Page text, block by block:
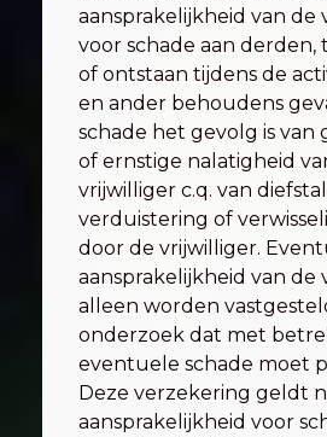
aansprakelijkheid van de
voor schade aan derden,
of ontstaan tijdens de
en ander behoudens
schade het gevolg is van
of ernstige nalatigheid
vrijwilliger c.q. van
verduistering of
door de vrijwilliger.
aansprakelijkheid van de
alleen worden
onderzoek dat met
eventuele schade moet
Deze verzekering geldt
aansprakelijkheid voor